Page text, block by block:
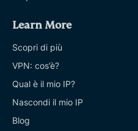
Learn More
Scopri di più
VPN: cos’è?
Qual è il mio IP?
Nascondi il mio IP
Blog